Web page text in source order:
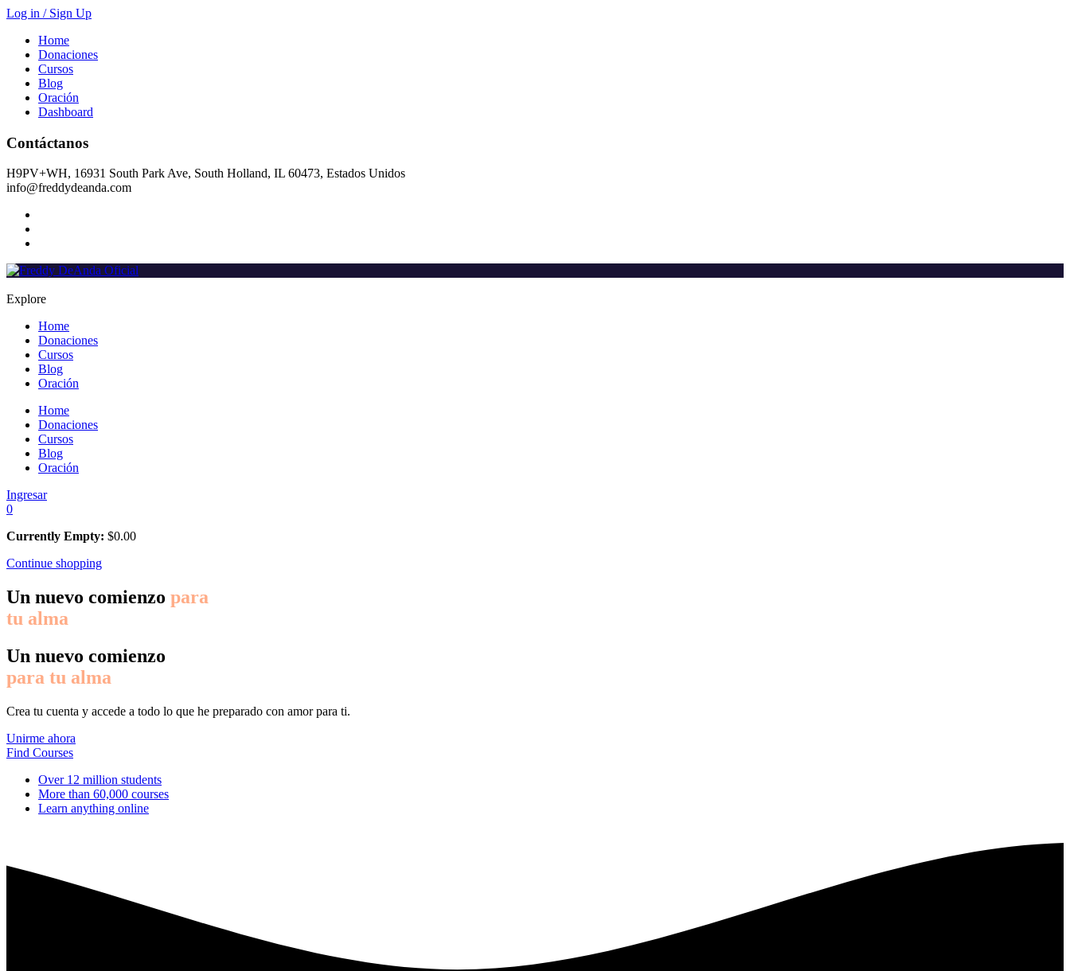
Log in / Sign Up
Home
Donaciones
Cursos
Blog
Oración
Dashboard
Contáctanos
H9PV+WH, 16931 South Park Ave, South Holland, IL 60473, Estados Unidos
info@freddydeanda.com
Explore
Home
Donaciones
Cursos
Blog
Oración
Home
Donaciones
Cursos
Blog
Oración
Ingresar
0
Currently Empty: $0.00
Continue shopping
Un nuevo comienzo para
tu alma
Un nuevo comienzo
para tu alma
Crea tu cuenta y accede a todo lo que he preparado con amor para ti.
Unirme ahora
Find Courses
Over 12 million students
More than 60,000 courses
Learn anything online